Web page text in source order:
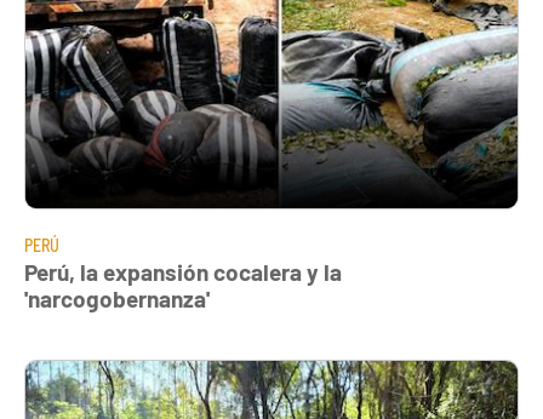
PERÚ
Perú, la expansión cocalera y la
'narcogobernanza'